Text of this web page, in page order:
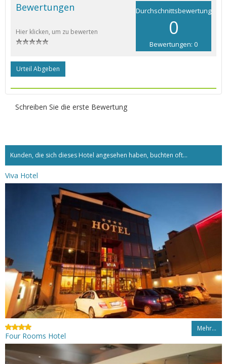
Durchschnittsbewertung
0
Bewertungen: 0
Bewertungen
Hier klicken, um zu bewerten
Urteil Abgeben
Schreiben Sie die erste Bewertung
Kunden, die sich dieses Hotel angesehen haben, buchten oft...
Viva Hotel
Mehr…
Four Rooms Hotel